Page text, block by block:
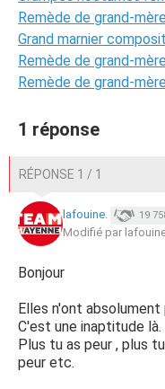
Remède de grand-
Grand marnier
Remède de grand-
Remède de grand-
1 réponse
RÉPONSE 1 / 1
lafouine. 19
Modifié par
Bonjour
Elles n'ont
C'est une inaptitude là.
Plus tu as peur , plus
peur etc.